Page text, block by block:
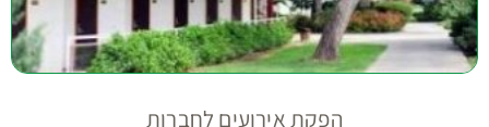
הפקת אירועים לחברות